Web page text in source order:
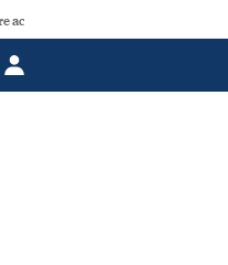
acondicionado